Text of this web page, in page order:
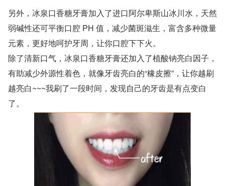
另外，冰泉口香糖牙膏加入了进口阿尔卑斯山冰川水，天然
弱碱性还可平衡口腔 PH 值，减少菌斑滋生，富含多种微量
元素，更好地呵护牙周，让你口腔下下火。
除了清新口气，冰泉口香糖牙膏还加入了植酸钠亮白因子，
有助减少外源性着色，就像牙齿亮白的“橡皮擦”，让你越刷
越亮白~~~我刷了一段时间，发现自己的牙齿是有点变白
了。